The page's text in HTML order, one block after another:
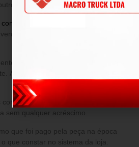
produto de valor superior.
consulte nossos vendedores
e cobre eventuais defeitos
As despesas de frete ficarão a
desta garantia, outra
sem qualquer acréscimo.
que foi pago pela peça na época
que constar no sistema da loja.